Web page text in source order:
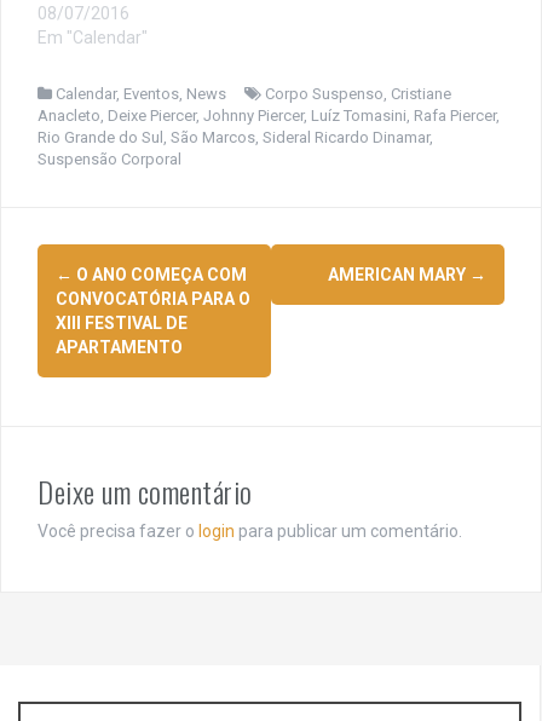
08/07/2016
Em "Calendar"
Calendar, Eventos News Corpo Suspenso Cristiane
Anacleto Deixe Piercer, Johnny Piercer, Luíz Tomasini Rafa Piercer,
Rio Grande do Sul
São Marcos Sideral Ricardo Dinamar,
Suspensão Corporal
Navegação
de
posts
← O ANO COMEÇA COM
CONVOCATÓRIA PARA O
XIII FESTIVAL DE
APARTAMENTO
AMERICAN MARY →
Deixe um comentário
Você precisa fazer o login para publicar um comentário.